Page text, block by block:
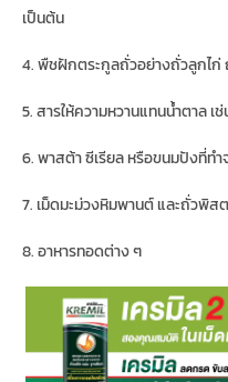
เป็นต้น
4. พืชฝักตระกูลถั่วอย่างถั่วลูกไก่
5. สารให้ความหวานแทนน้ำตาล
6. พาสต้า ซีเรียล หรือขนมปังที่ทำ
7. เม็ดมะม่วงหิมพานต์ และถั่วพิส
8. อาหารทอดต่าง ๆ